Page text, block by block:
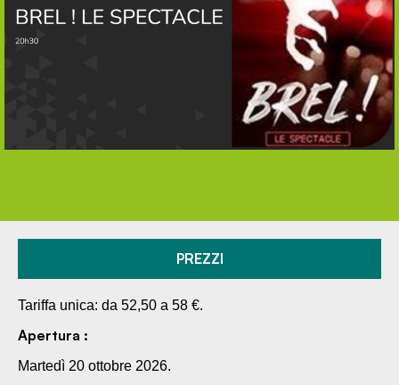
PREZZI
Tariffa unica: da 52,50 a 58 €.
Apertura :
Martedì 20 ottobre 2026.